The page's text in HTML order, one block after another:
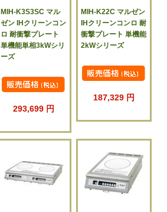
MIH-K3S3SC マル
ゼン IHクリーンコン
ロ 耐衝撃プレート
単機能単相3kWシリ
ーズ
293,699 円
MIH-K22C マルゼン
IHクリーンコンロ 耐
衝撃プレート 単機能
2kWシリーズ
187,329 円